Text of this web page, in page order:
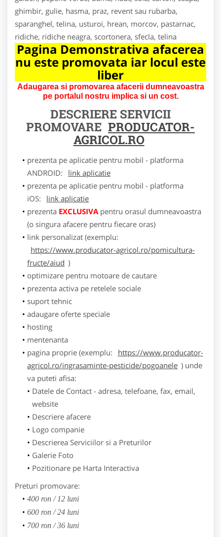
ghimbir, gulie, hasma, praz, revent sau rubarba,
sparanghel, telina, usturoi, hrean, morcov, pastarnac,
ridiche, ridiche neagra, scortonera, sfecla, telina
Pagina Demonstrativa afacerea
nu este promovata iar locul este
liber
Adaugarea si promovarea afacerii dumneavoastra
pe portalul nostru implica si un cost.
DESCRIERE SERVICII
PROMOVARE PRODUCATOR-
AGRICOL.RO
prezenta pe aplicatie pentru mobil - platforma
ANDROID:
link aplicatie
prezenta pe aplicatie pentru mobil - platforma
iOS:
link aplicatie
prezenta EXCLUSIVApentru orasul dumneavoastra
(o singura afacere pentru fiecare oras)
link personalizat (exemplu:
https://www.producator-agricol.ro/pomicultura-
fructe/aiud )
optimizare pentru motoare de cautare
prezenta activa pe retelele sociale
suport tehnic
adaugare oferte speciale
hosting
mentenanta
pagina proprie (exemplu:
https://www.producator-
agricol.ro/ingrasaminte-pesticide/pogoanele ) unde
va puteti afisa:
Datele de Contact - adresa, telefoane, fax, email,
website
Descriere afacere
Logo companie
Descrierea Serviciilor si a Preturilor
Galerie Foto
Pozitionare pe Harta Interactiva
Preturi promovare:
400 ron / 12 luni
600 ron / 24 luni
700 ron / 36 luni